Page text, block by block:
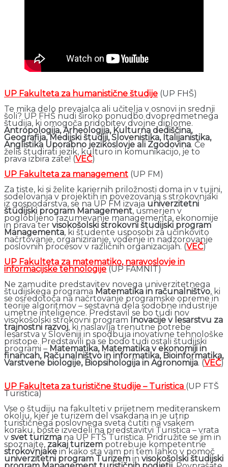
UP Fakulteta za humanistične študije (UP FHŠ)
Te mika delo prevajalca ali učitelja v osnovi in srednji
šoli? UP FHŠ nudi široko ponudbo dvopredmetnega
študija, ki omogoča pridobitev dvojne diplome.
Antropologija, Arheologija, Kulturna dediščina,
Geografija, Medijski študiji, Slovenistika, Italijanistika,
Anglistika Uporabno jezikoslovje ali Zgodovina. Če
želiš študirati jezik, kulturo in komunikacijo, je to
prava izbira zate! (VEČ)
UP Fakulteta za management (UP FM)
Za tiste, ki si želite kariernih priložnosti doma in v tujini,
sodelovanja v projektih in povezovanja s strokovnjaki
iz gospodarstva, se na UP FM izvaja univerzitetni
študijski program Management, usmerjen v
poglobljeno razumevanje managementa, ekonomije
in prava ter visokošolski strokovni študijski program
Managementa, ki študente usposobi za učinkovito
načrtovanje, organiziranje, vodenje in nadzorovanje
poslovnih procesov v različnih organizacijah. (VEČ)
UP Fakulteta za matematiko, naravoslovje in
informacijske tehnologije(UP FAMNIT)
Ne zamudite predstavitev novega univerzitetnega
študijskega programa Matematika in računalništvo, ki
se osredotoča na načrtovanje programske opreme in
teorije algoritmov – sestavna dela sodobne industrije
umetne inteligence. Predstavil se bo tudi nov
visokošolski strokovni program Inovacije v lesarstvu za
trajnostni razvoj, ki naslavlja trenutne potrebe
lesarstva v Sloveniji in spodbuja inovativne tehnološke
pristope. Predstavili pa se bodo tudi ostali študijski
programi – Matematika, Matematika v ekonomiji in
financah, Računalništvo in informatika, Bioinformatika,
Varstvene biologije, Biopsihologija in Agronomija. (VEČ)
UP Fakulteta za turistične študije – Turistica (UP FTŠ
Turistica)
Vse o študiju na fakulteti v prijetnem mediteranskem
okolju, kjer je turizem del vsakdana in je utrip
turističnega poslovnega sveta čutiti na vsakem
koraku, boste izvedeli na predstavitvi Turistica – vrata
v svet turizma na UP FTŠ Turistica. Pridružite se jim in
spoznajte, zakaj turizem potrebuje kompetentne
strokovnjake in kako sta vam pri tem lahko v pomoč
univerzitetni program Turizem in visokošolski študijski